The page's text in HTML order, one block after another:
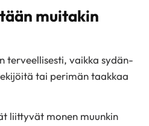
muitakin
terveellisesti, vaikka sydän-
tai perimän taakkaa
liittyvät monen muunkin